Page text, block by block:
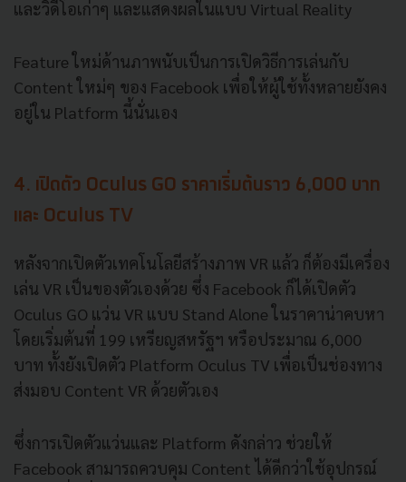
และวิดีโอเก่าๆ และแสดงผลในแบบ Virtual Reality
Featureใหม่ด้านภาพนับเป็นการเปิดวิธีการเล่นกับ
Contentใหม่ๆ ของ Facebook เพื่อให้ผู้ใช้ทั้งหลายยังคง
อยู่ใน Platform นี้นั่นเอง
4. เปิดตัว Oculus GO ราคาเริ่มต้นราว 6,000 บาท
และ Oculus TV
หลังจากเปิดตัวเทคโนโลยีสร้างภาพ VR แล้ว ก็ต้องมีเครื่อง
เล่น VR เป็นของตัวเองด้วย ซึ่ง Facebook ก็ได้เปิดตัว
Oculus GO แว่น VR แบบ Stand Aloneในราคาน่าคบหา
โดยเริ่มต้นที่ 199 เหรียญสหรัฐฯ หรือประมาณ 6,000
บาท ทั้งยังเปิดตัว Platform Oculus TV เพื่อเป็นช่องทาง
ส่งมอบ Content VR ด้วยตัวเอง
ซึ่งการเปิดตัวแว่นและ Platform ดังกล่าว ช่วยให้
Facebook สามารถควบคุม Content ได้ดีกว่าใช้อุปกรณ์